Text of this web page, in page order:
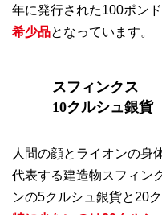
年に発行された100ポンド
希少品となっています。
スフィンクス
10クルシュ銀貨
人間の顔とライオンの身
代表する建造物スフィン
ンの5クルシュ銀貨と20